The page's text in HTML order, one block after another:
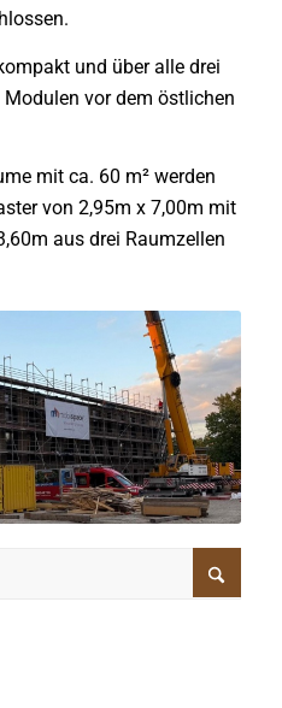
und über alle drei
vor dem östlichen
mit ca. 60 m² werden
von 2,95m x 7,00m mit
aus drei Raumzellen